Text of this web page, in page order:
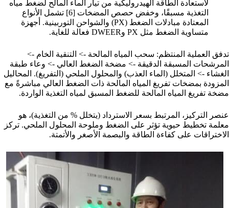
لاستعادة الطاقة الهيدروليكية من تيار الماء المالح لضغط مياه
التغذية مسبقًا، وخفض حصص المضخات [6] تشمل الأنواع
المعتادة مبادلات الضغط (PX) والشواحن التوربينية. أجهزة
متساوية الضغط مثل PX وDWEER فعالة للغاية.
تدفق العملية المنتظم: سحب المياه المالحة -> التنقية الخام ->
المرشحات المسبقة الدقيقة -> مضخة الضغط العالي -> وعاء طبقة
الغشاء -> المتخلل (الماء العذب) والمحلول الملحي (التفريغ). المحاليل
المزودة بمضخات تفريغ المياه المالحة ذات الضغط العالي مباشرةً مع
مضخة تفريغ المياه المالحة للضغط المسبق لمياه التغذية الواردة.
عنصر التركيز، المرتبط بسعر الاسترداد (يتخلل % من التغذية)، هو
معلمة تخطيط حيوية تؤثر على الضغط وملوحة المحلول الملحي. تركز
الاختراقات على كفاءة الطاقة والبصمة الأصغر والأتمتة.